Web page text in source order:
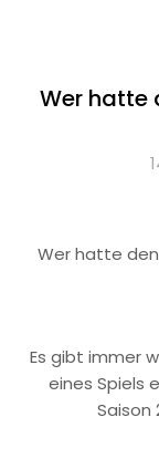
Wer hatte
Wer hatte den
Es gibt immer
eines Spiels
Saison